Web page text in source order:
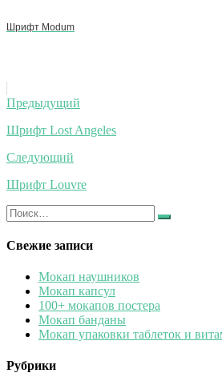
Шрифт Modum
Навигация
по
записям
Предыдущий
Шрифт Lost Angeles
Следующий
Шрифт Louvre
Искать:
Найти
Свежие записи
Мокап наушников
Мокап капсул
100+ мокапов постера
Мокап банданы
Мокап упаковки таблеток и
Рубрики